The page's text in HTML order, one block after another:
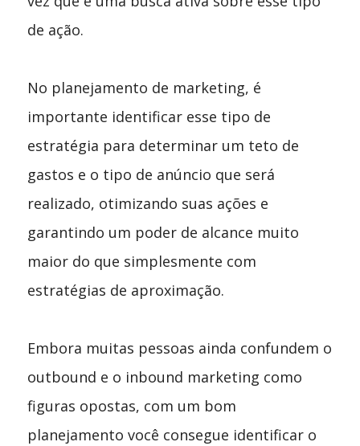
de ação.
No planejamento de marketing, é
importante identificar esse tipo de
estratégia para determinar um teto de
gastos e o tipo de anúncio que será
realizado, otimizando suas ações e
garantindo um poder de alcance muito
maior do que simplesmente com
estratégias de aproximação.
Embora muitas pessoas ainda confundem o
outbound e o inbound marketing como
figuras opostas, com um bom
planejamento você consegue identificar o